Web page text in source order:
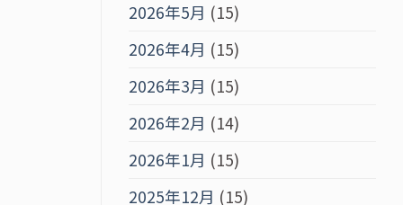
2026年5月 (15)
2026年4月 (15)
2026年3月 (15)
2026年2月 (14)
2026年1月 (15)
2025年12月 (15)